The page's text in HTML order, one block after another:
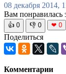
08 декабря 2014,
Вам понравилась
👍 0 👎 0 ❤ 0
Поделиться
Комментарии